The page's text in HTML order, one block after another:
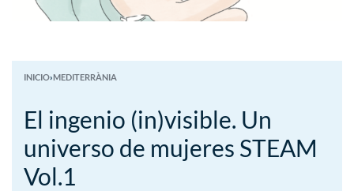
INICIO›MEDITERRÀNIA
El ingenio (in)visible. Un
universo de mujeres STEAM
Vol.1